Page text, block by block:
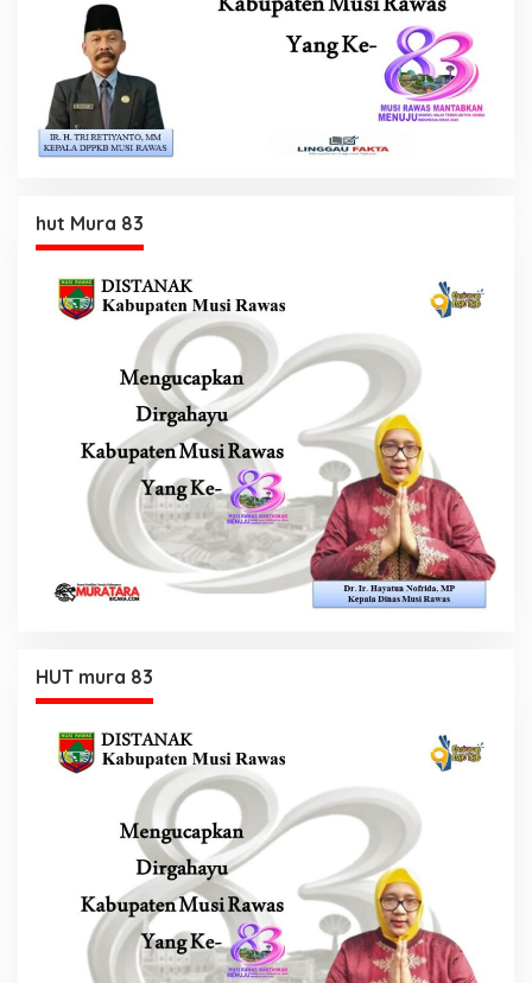
hut Mura 83
HUT mura 83